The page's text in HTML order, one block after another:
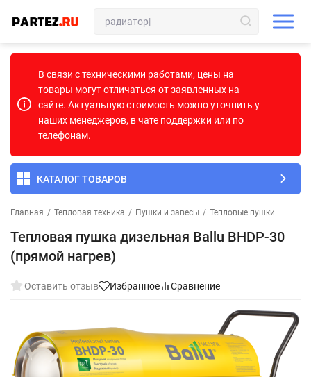
В связи с техническими работами, цены на
товары могут отличаться от заявленных на
сайте. Актуальную стоимость можно уточнить у
наших менеджеров, в чате поддержки или по
телефонам.
КАТАЛОГ ТОВАРОВ
Главная / Тепловая техника / Пушки и завесы / Тепловые пушки
Тепловая пушка дизельная Ballu BHDP-30
(прямой нагрев)
Оставить отзыв Избранное Сравнение